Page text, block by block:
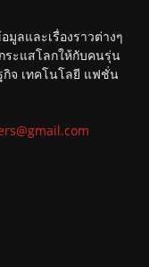
ลและเรื่องราวต่างๆ
ระแสโลกให้กับคนรุ่น
กิจ เทคโนโลยี แฟชั่น